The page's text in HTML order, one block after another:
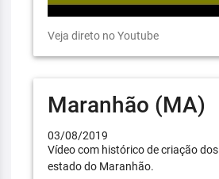
Veja direto no Youtube
Maranhão (MA)
03/08/2019
Vídeo com histórico de criação
estado do Maranhão.